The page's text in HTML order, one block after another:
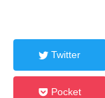
Twitter
Pocket